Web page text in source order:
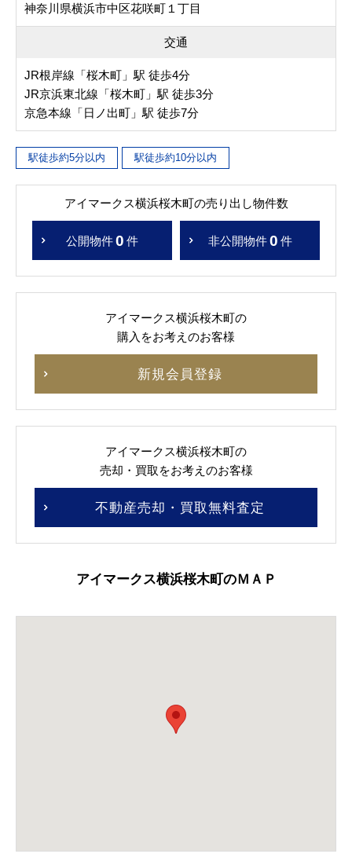
神奈川県横浜市中区花咲町１丁目
交通
JR根岸線「桜木町」駅 徒歩4分
JR京浜東北線「桜木町」駅 徒歩3分
京急本線「日ノ出町」駅 徒歩7分
駅徒歩約5分以内 駅徒歩約10分以内
アイマークス横浜桜木町の売り出し物件数
公開物件0 件 非公開物件 0 件
アイマークス横浜桜木町の
購入をお考えのお客様
新規会員登録
アイマークス横浜桜木町の
売却・買取をお考えのお客様
不動産売却・買取無料査定
アイマークス横浜桜木町のＭＡＰ